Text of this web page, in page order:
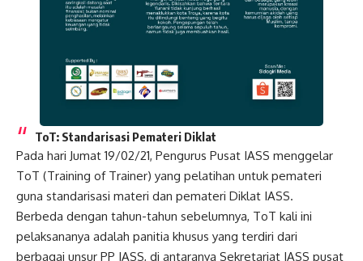
ToT: Standarisasi Pemateri Diklat
Pada hari Jumat 19/02/21, Pengurus Pusat IASS menggelar
ToT (Training of Trainer) yang pelatihan untuk pemateri
guna standarisasi materi dan pemateri Diklat IASS.
Berbeda dengan tahun-tahun sebelumnya, ToT kali ini
pelaksananya adalah panitia khusus yang terdiri dari
berbagai unsur PP IASS, di antaranya Sekretariat IASS pusat